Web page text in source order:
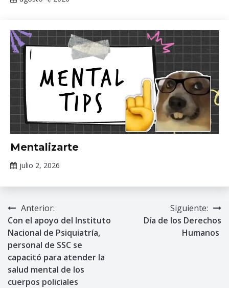
Información
de interés
Mentalizarte
julio 2, 2026
Gallardo
Navegación
de
entradas
Anterior:
Con el apoyo del Instituto
Nacional de Psiquiatría,
personal de SSC se
capacitó para atender la
salud mental de los
cuerpos policiales
Siguiente:
Día de los Derechos
Humanos